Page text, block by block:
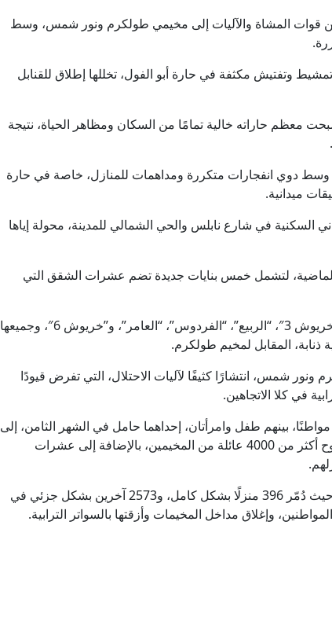
قوات المشاة والآليات إلى مخيمي طولكرم ونور شمس، وسط
وتفتيش مكثفة في حارة أبو الفول، تخللها إطلاق للقنابل
معظم حاراته خالية تمامًا من السكان ومظاهر الحياة، نتيجة
دوي انفجارات متكررة ومداهمات للمنازل، خاصة في حارة
ميدانية.
السكنية في شارع نابلس والحي الشمالي للمدينة، محولة إياها
لتشمل خمس بنايات جديدة تضم عشرات الشقق التي
من بين المباني التي تمت السيطرة عليها سابقًا: “خريوش 3″، “الربيع”، “الفردوس”، “العامر”، و”خريوش 6″، وجميعها
المقابل لمخيم طولكرم.
شمس، انتشارًا كثيفًا لآليات الاحتلال، التي تفرض قيودًا
في كلا الاتجاهين.
وقد أسفر هذا العدوان المتواصل عن استشهاد 13 مواطنًا، بينهم طفل وامرأتان، إحداهما حامل في الشهر الثامن، إلى
جانب إصابة واعتقال العشرات. كما تسبب في نزوح أكثر من 4000 عائلة من المخيمين، بالإضافة إلى عشرات
وتعرضت البنية التحتية في المنطقة لدمار واسع، حيث دُمّر 396 منزلًا بشكل كامل، و2573 آخرين بشكل جزئي في
وإغلاق مداخل المخيمات وأزقتها بالسواتر الترابية.